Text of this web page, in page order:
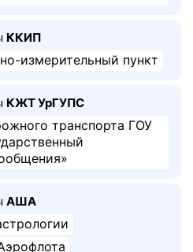
ККИП
измерительный пункт
КЖТ УрГУПС
транспорта ГОУ
АША